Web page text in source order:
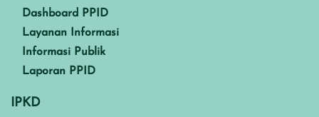
Dashboard PPID
Layanan Informasi
Informasi Publik
Laporan PPID
IPKD